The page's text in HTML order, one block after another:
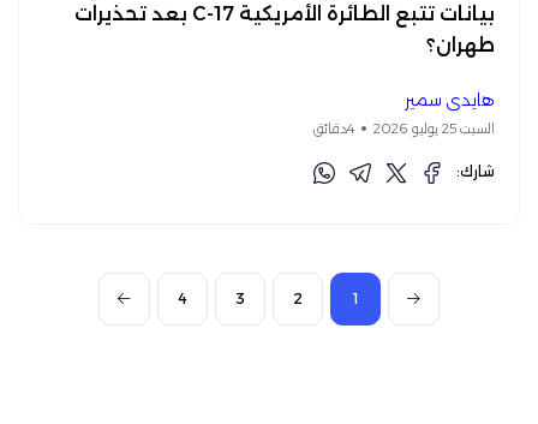
بيانات تتبع الطائرة الأمريكية C-17 بعد تحذيرات
طهران؟
هايدي سمير
السبت 25 يوليو 2026 4دقائق
شارك:
1
2
3
4